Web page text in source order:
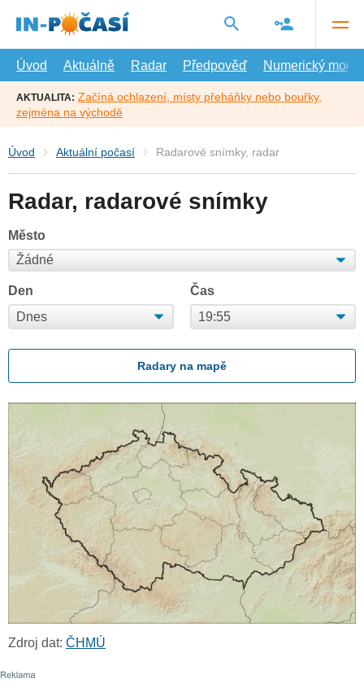
hlavní
Úvod
Aktuálně Radar Předpověď Numerický model
AKTUALITA: Začíná ochlazení, místy přeháňky nebo bouřky,
zejména na východě
Úvod Aktuální počasí Radarové snímky, radar
Radar, radarové snímky
Město
Den Čas
Radary na mapě
Zdroj dat: ČHMÚ